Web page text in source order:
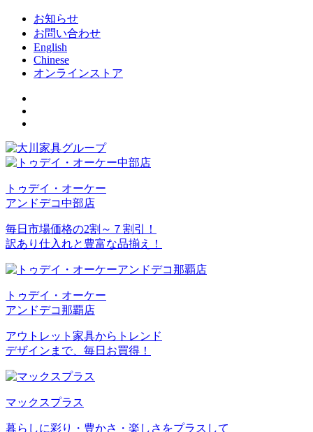
お知らせ
お問い合わせ
English
Chinese
オンラインストア
トゥデイ・オーケー
アンドデコ中部店
毎日市場価格の2割～７割引！
訳あり仕入れと豊富な品揃え！
トゥデイ・オーケー
アンドデコ那覇店
アウトレット家具からトレンド
デザインまで、毎日お買得！
マックスプラス
暮らしに彩り・豊かさ・楽しさをプラスして